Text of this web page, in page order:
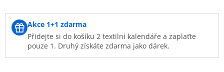
Akce 1+1 zdarma
Přidejte si do košíku 2 textilní kalendáře a zaplaťte
pouze 1. Druhý získáte zdarma jako dárek.